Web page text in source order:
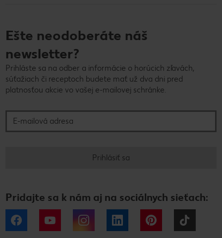
Ešte neodoberáte náš
newsletter?
Prihláste sa na odber a informácie o horúcich zľavách,
súťažiach či receptoch budete mať už dva dni pred
platnosťou akcie vo vašej e-mailovej schránke.
Prihlásiť sa
Pridajte sa k nám aj na sociálnych sieťach:
Facebook YouTube Instagram LinkedIn Pinterest